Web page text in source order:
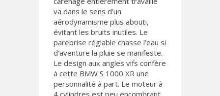
va dans le sens d’un
aérodynamisme plus abouti,
évitant les bruits inutiles. Le
parebrise réglable chasse l’eau si
d’aventure la pluie se manifeste.
Le design aux angles vifs confère
à cette BMW S 1000 XR une
personnalité à part. Le moteur à